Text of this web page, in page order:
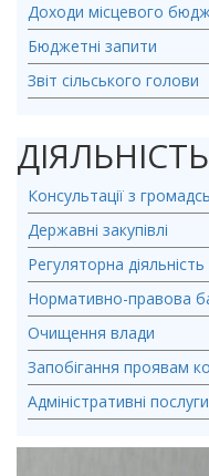
Доходи місцевого
Бюджетні запити
Звіт сільського голови
ДІЯЛЬНІСТЬ
Консультації з
Державні закупівлі
Регуляторна діяльність
Нормативно-правова
Очищення влади
Запобігання проявам
Адміністративні послуги